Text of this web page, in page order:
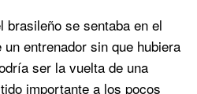
brasileño se sentaba en el
entrenador sin que hubiera
ser la vuelta de una
importante a los pocos